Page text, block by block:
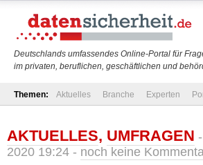
Deutschlands umfassendes Online-Portal für
im privaten, beruflichen, geschäftlichen und
Themen: Aktuelles Branche Experten
AKTUELLES, UMFRAGEN
2020 19:24 - noch keine